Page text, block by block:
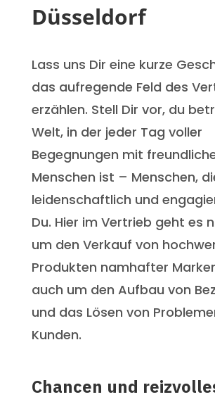
Düsseldorf
Lass uns Dir eine kurze
das aufregende Feld des
erzählen. Stell Dir vor, du
Welt, in der jeder Tag voller
Begegnungen mit
Menschen ist – Menschen,
leidenschaftlich und
Du. Hier im Vertrieb geht es
um den Verkauf von
Produkten namhafter
auch um den Aufbau von
und das Lösen von
Kunden.
Chancen und